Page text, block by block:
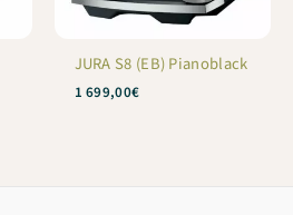
JURA S8 (EB) Pianoblack
1 699,00€